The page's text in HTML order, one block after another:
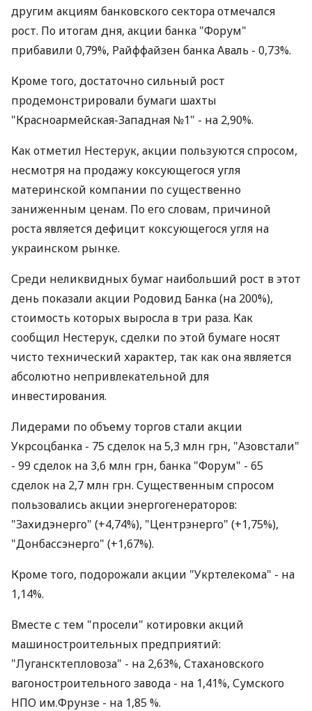
другим акциям банковского сектора отмечался
рост. По итогам дня, акции банка "Форум"
прибавили 0,79%, Райффайзен банка Аваль - 0,73%.
Кроме того, достаточно сильный рост
продемонстрировали бумаги шахты
"Красноармейская-Западная №1" - на 2,90%.
Как отметил Нестерук, акции пользуются спросом,
несмотря на продажу коксующегося угля
материнской компании по существенно
заниженным ценам. По его словам, причиной
роста является дефицит коксующегося угля на
украинском рынке.
Среди неликвидных бумаг наибольший рост в этот
день показали акции Родовид Банка (на 200%),
стоимость которых выросла в три раза. Как
сообщил Нестерук, сделки по этой бумаге носят
чисто технический характер, так как она является
абсолютно непривлекательной для
инвестирования.
Лидерами по объему торгов стали акции
Укрсоцбанка - 75 сделок на 5,3 млн грн, "Азовстали"
- 99 сделок на 3,6 млн грн, банка "Форум" - 65
сделок на 2,7 млн грн. Существенным спросом
пользовались акции энергогенераторов:
"Захидэнерго" (+4,74%), "Центрэнерго" (+1,75%),
"Донбассэнерго" (+1,67%).
Кроме того, подорожали акции "Укртелекома" - на
1,14%.
Вместе с тем "просели" котировки акций
машиностроительных предприятий:
"Лугансктепловоза" - на 2,63%, Стахановского
вагоностроительного завода - на 1,41%, Сумского
НПО им.Фрунзе - на 1,85 %.